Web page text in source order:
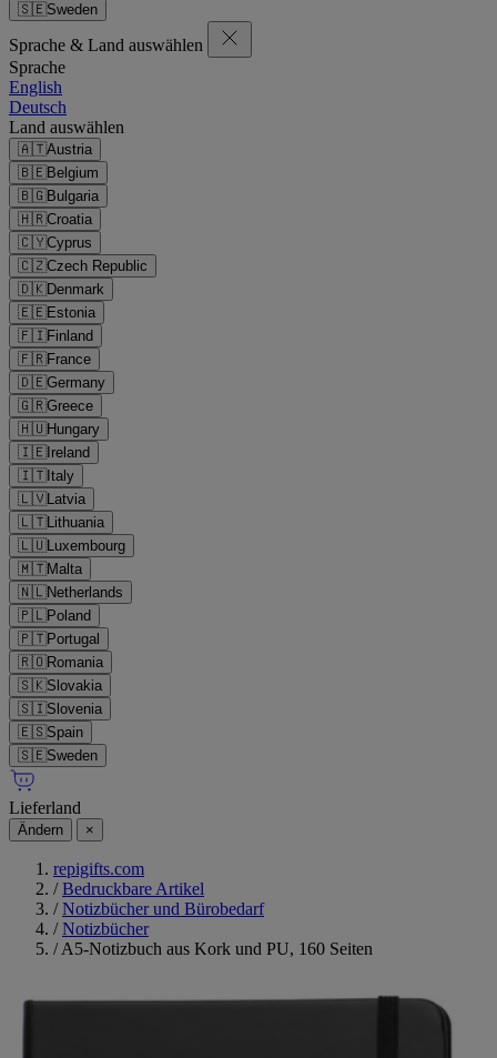
🇸🇪Sweden
Sprache & Land auswählen
Sprache
English
Deutsch
Land auswählen
🇦🇹Austria
🇧🇪Belgium
🇧🇬Bulgaria
🇭🇷Croatia
🇨🇾Cyprus
🇨🇿Czech Republic
🇩🇰Denmark
🇪🇪Estonia
🇫🇮Finland
🇫🇷France
🇩🇪Germany
🇬🇷Greece
🇭🇺Hungary
🇮🇪Ireland
🇮🇹Italy
🇱🇻Latvia
🇱🇹Lithuania
🇱🇺Luxembourg
🇲🇹Malta
🇳🇱Netherlands
🇵🇱Poland
🇵🇹Portugal
🇷🇴Romania
🇸🇰Slovakia
🇸🇮Slovenia
🇪🇸Spain
🇸🇪Sweden
Lieferland
Ändern ×
repigifts.com
/ Bedruckbare Artikel
/ Notizbücher und Bürobedarf
/ Notizbücher
/A5-Notizbuch aus Kork und PU, 160 Seiten